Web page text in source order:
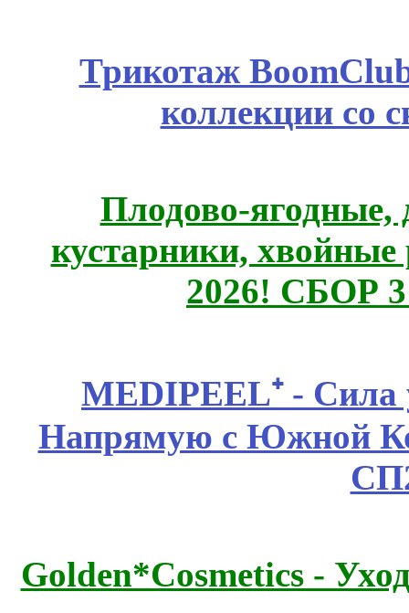
Трикотаж
коллекции со
Плодово-ягодные,
кустарники,
2026! СБОР
MEDIPEEL⁺ - Сила
Напрямую с Южной
Golden*Cosmetics -